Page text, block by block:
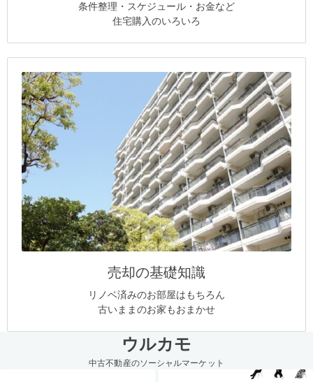
条件整理・スケジュール・お金など
住宅購入のいろいろ
売却の基礎知識
リノベ済みのお部屋はもちろん
古いままのお家もおまかせ
ウルカモ
中古不動産のソーシャルマーケット